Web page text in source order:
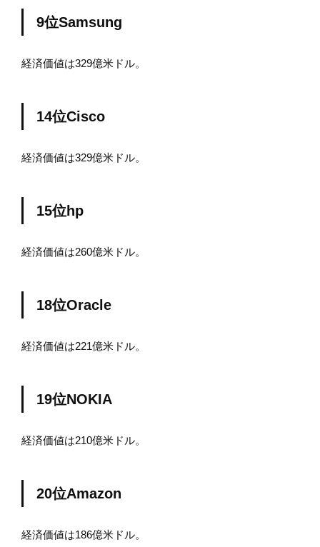
9位Samsung
経済価値は329億米ドル。
14位Cisco
経済価値は329億米ドル。
15位hp
経済価値は260億米ドル。
18位Oracle
経済価値は221億米ドル。
19位NOKIA
経済価値は210億米ドル。
20位Amazon
経済価値は186億米ドル。